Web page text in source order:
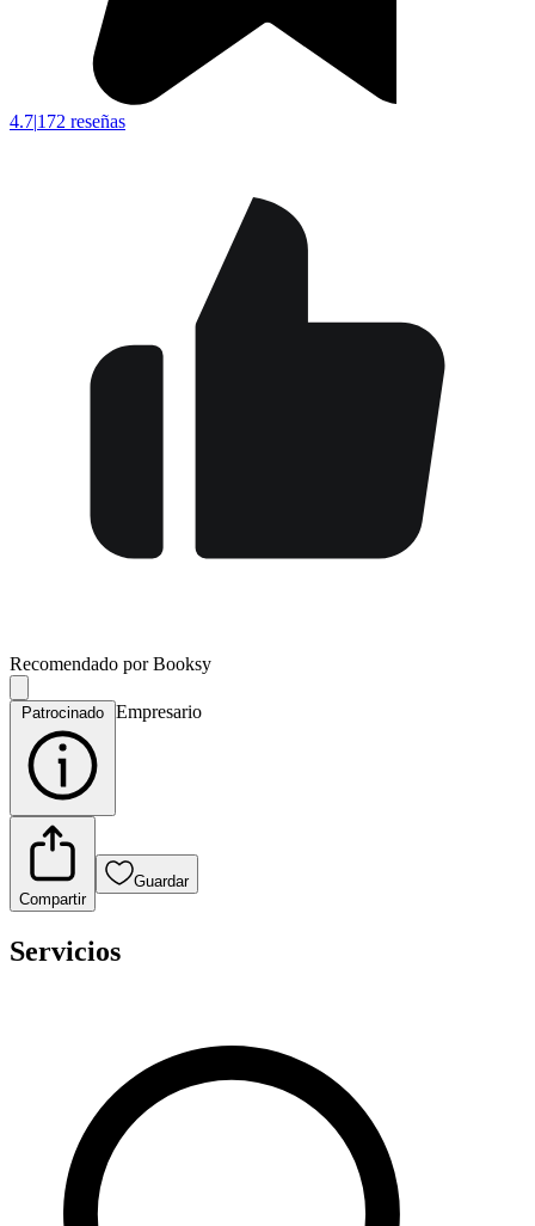
4.7|172 reseñas
Recomendado por Booksy
Empresario
Compartir
Guardar
Servicios